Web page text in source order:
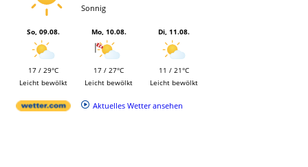
Sonnig
So, 09.08.
17 / 29°C
Leicht bewölkt
Mo, 10.08.
17 / 27°C
Leicht bewölkt
Di, 11.08.
11 / 21°C
Leicht bewölkt
Aktuelles Wetter ansehen